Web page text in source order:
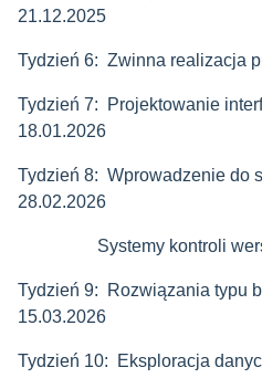
21.12.2025
Tydzień 6: Zwinna realizacja
Tydzień 7: Projektowanie
18.01.2026
Tydzień 8: Wprowadzenie do
28.02.2026
Systemy kontroli
Tydzień 9: Rozwiązania typu
15.03.2026
Tydzień 10:
Eksploracja